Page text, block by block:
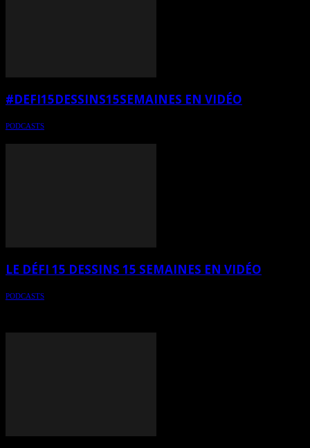
#DEFI15DESSINS15SEMAINES EN VIDÉO
PODCASTS
LE DÉFI 15 DESSINS 15 SEMAINES EN VIDÉO
PODCASTS